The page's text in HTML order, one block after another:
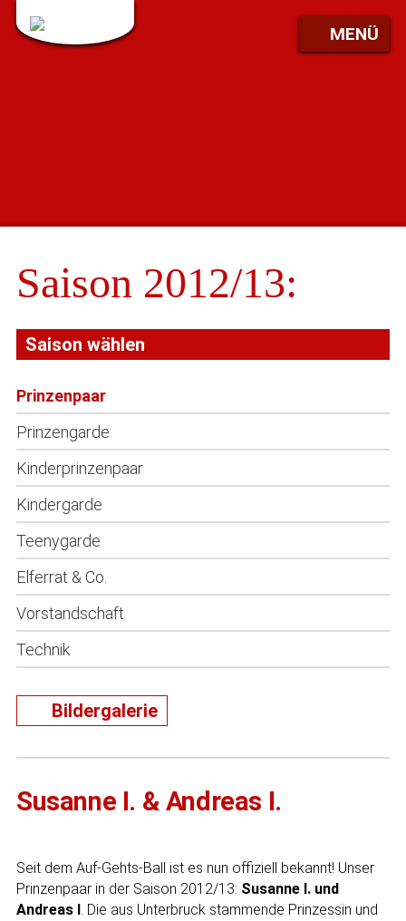
MENÜ
Saison 2012/13:
Saison wählen
Prinzenpaar
Prinzengarde
Kinderprinzenpaar
Kindergarde
Teenygarde
Elferrat & Co.
Vorstandschaft
Technik
Bildergalerie
Susanne I. & Andreas I.
Seit dem Auf-Gehts-Ball ist es nun offiziell bekannt! Unser
Prinzenpaar in der Saison 2012/13: Susanne I. und
Andreas I . Die aus Unterbruck stammende Prinzessin und